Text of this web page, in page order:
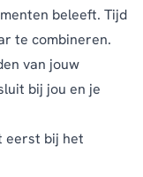
beleeft. Tijd
te combineren.
van jouw
bij jou en je
eerst bij het